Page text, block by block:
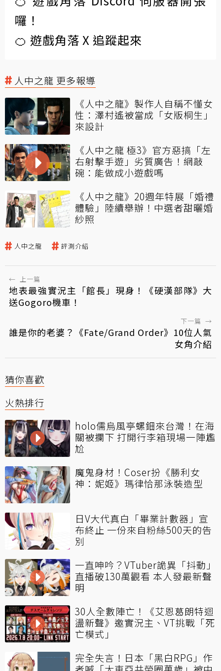
囉！
🍊 遊戲角落 X 追蹤起來
人中之龍 更多報導
《人中之龍》製作人自稱不懂女
性：澤村遙被當成「女版桐生」
來設計
《人中之龍 極3》官方惡搞「左
右射擊手遊」劣質廣告！網敲
碗：能做成小遊戲嗎
《人中之龍》20週年特展「婚禮
體驗」陸續舉辦！中選者甜曬婚
紗照
人中之龍 評測介紹
← 上一篇
地表最強實況主「館長」現身！《硬漢部隊》大
送Gogoro機車！
下一篇 →
誰是你的老婆？《Fate/Grand Order》10位人氣
女角介紹
猜你喜歡
火熱排行
holo儒烏風亭螺鈿來台灣！在海
關被攔下 打開行李箱現場一陣尷
尬
魔鬼身材！Coser扮《勝利女
神：妮姬》瑪律恰那泳裝造型
日V大代真白「畢業計數器」宣
布終止 一份來自粉絲500天的告
別
一直呻吟？VTuber詭異「抖動」
直播破130萬觀看 本人發最新聲
明
30人全數陣亡！《艾恩葛朗特迴
盪新聲》邀實況主、VT挑戰「死
亡模式」
完全失言！日本「黑白RPG」作